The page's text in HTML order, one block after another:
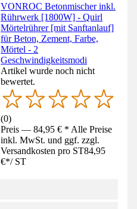
VONROC Betonmischer inkl.
Rührwerk [1800W] - Quirl
Mörtelrührer [mit Sanftanlauf]
für Beton, Zement, Farbe,
Mörtel - 2
Geschwindigkeitsmodi
Artikel wurde noch nicht
bewertet.
(0)
Preis — 84,95 € * Alle Preise
inkl. MwSt. und ggf. zzgl.
Versandkosten pro ST84,95
€*/ ST